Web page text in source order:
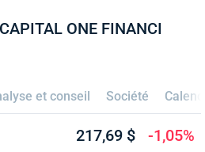
ONE FINANCI
et conseil Société
217,69 $ -1,05%